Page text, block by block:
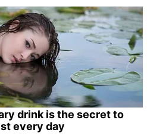
drink is the secret to
every day